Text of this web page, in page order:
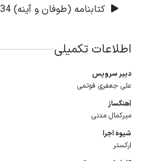
کتابنامه (طوفان و آینه) 34
اطلاعات تکمیلی
دبیر سرویس
علی جعفری فوتمی
آهنگساز
میرکمال مدنی
شیوه اجرا
ارکستر